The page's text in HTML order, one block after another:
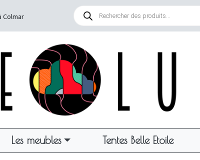
Colmar
Recherche
produits
Les meubles Tentes Belle Etoile